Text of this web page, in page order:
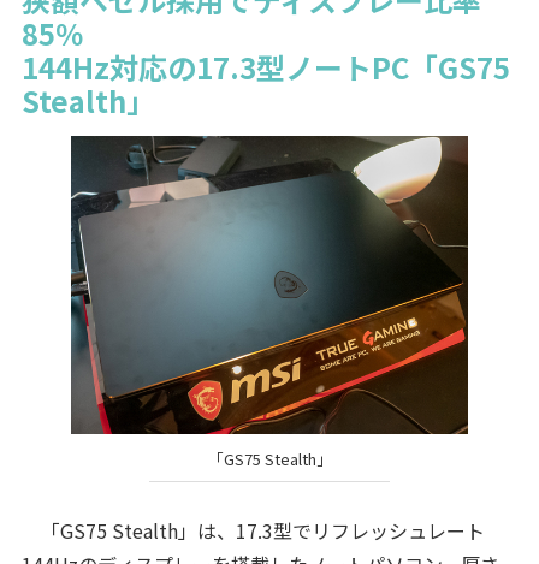
85％
144Hz対応の17.3型ノートPC「GS75
Stealth」
「GS75 Stealth」
「GS75 Stealth」は、17.3型でリフレッシュレート